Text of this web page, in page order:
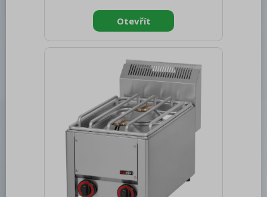
540 Hmotnost brutto [kg]: 26.00 Typ
spotřebiče: Elektrické zařízení
Konstruční typ zařízení: Stolní Příkon
3N - 50 Hz Stupeň krytí ovládacích
prvků: IPX4 Materiál: AISI 304 vrchní
deska, AISI 430 opláštění Kontrolky:
chodu Materiál vrchní desky: AISI